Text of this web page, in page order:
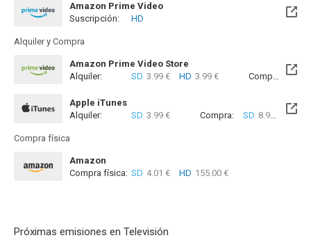
Amazon Prime Video
Suscripción:
HD
Alquiler y Compra
Amazon Prime Video Store
Alquiler:
SD 3.99 € HD 3.99 € Compra: SD
Apple iTunes
Alquiler:
SD 3.99 € Compra: SD 8.99 €
Compra física
Amazon
Compra física: SD 4.01 € HD 155.00 €
Próximas emisiones en Televisión